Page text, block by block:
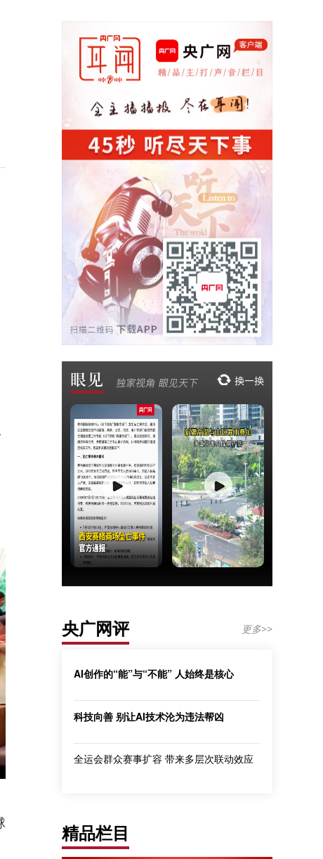
央广网评 更多>>
AI创作的“能”与“不能” 人始终是核心
科技向善 别让AI技术沦为违法帮凶
全运会群众赛事扩容 带来多层次联动效应
精品栏目